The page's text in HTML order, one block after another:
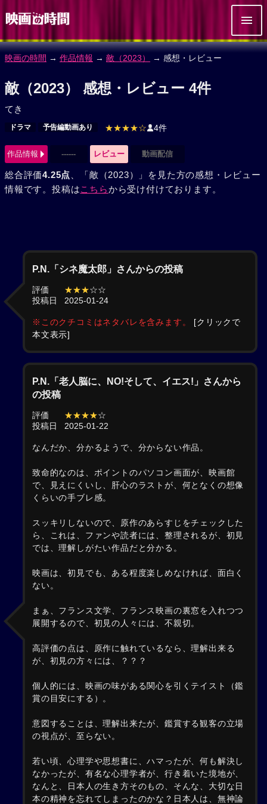
映画の時間 → 作品情報 → 敵（2023） → 感想・レビュー
敵（2023） 感想・レビュー 4件
てき
ドラマ 予告編動画あり ★★★★☆ 4件
作品情報 ------ レビュー 動画配信
総合評価4.25点 、「敵（2023）」を見た方の感想・レビュー
情報です。投稿はこちらから受け付けております。
P.N.「シネ魔太郎」さんからの投稿
評価 ★★★☆☆
投稿日
2025-01-24
※このクチコミはネタバレを含みます。
[クリックで
本文表示]
P.N.「老人脳に、NO!そして、イエス!」さんから
の投稿
評価 ★★★★☆
投稿日
2025-01-22
なんだか、分かるようで、分からない作品。
致命的なのは、ポイントのパソコン画面が、映画館
で、見えにくいし、肝心のラストが、何となくの想像
くらいの手ブレ感。
スッキリしないので、原作のあらすじをチェックした
ら、これは、ファンや読者には、整理されるが、初見
では、理解しがたい作品だと分かる。
映画は、初見でも、ある程度楽しめなければ、面白く
ない。
まぁ、フランス文学、フランス映画の裏窓を入れつつ
展開するので、初見の人々には、不親切。
高評価の点は、原作に触れているなら、理解出来る
が、初見の方々には、？？？
個人的には、映画の味がある関心を引くテイスト（鑑
賞の目安にする）。
意図することは、理解出来たが、鑑賞する観客の立場
の視点が、至らない。
若い頃、心理学や思想書に、ハマったが、何も解決し
なかったが、有名な心理学者が、行き着いた境地が、
なんと、日本人の生き方そのもの、そんな、大切な日
本の精神を忘れてしまったのかな？日本人は、無神論